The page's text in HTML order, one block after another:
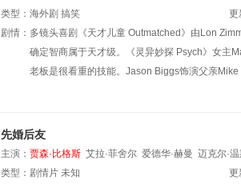
类型： 海外剧 搞笑
更
剧情： 多镜头喜剧《天才儿童 Outmatched》由Lon
确定智商属于天才级。《灵异妙探 Psych》女主
老板是很看重的技能。Jason Biggs饰演父亲
先婚后友
主演： 贾森·比格斯 艾拉·菲舍尔 爱德华·赫曼 迈克尔·
类型： 剧情片 未知
更